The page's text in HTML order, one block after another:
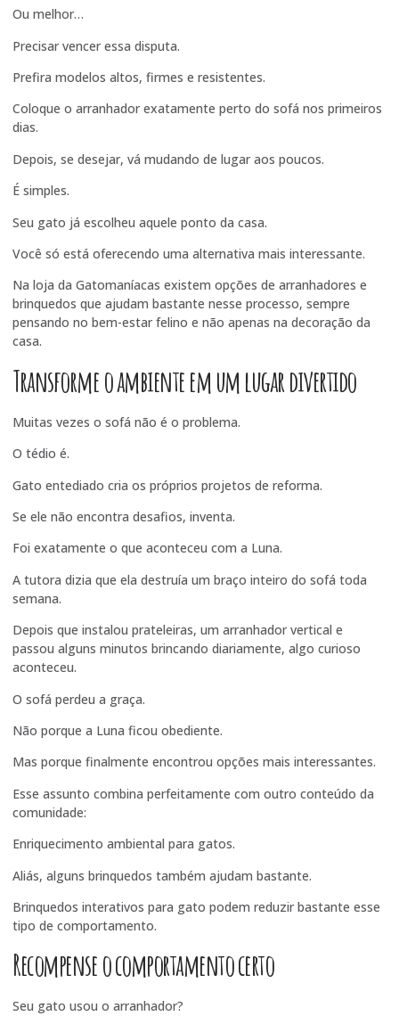
Ou melhor…
Precisar vencer essa disputa.
Prefira modelos altos, firmes e resistentes.
Coloque o arranhador exatamente perto do sofá nos primeiros
dias.
Depois, se desejar, vá mudando de lugar aos poucos.
É simples.
Seu gato já escolheu aquele ponto da casa.
Você só está oferecendo uma alternativa mais interessante.
Na loja da Gatomaníacas existem opções de arranhadores e
brinquedos que ajudam bastante nesse processo, sempre
pensando no bem-estar felino e não apenas na decoração da
casa.
Transforme o ambiente em um lugar divertido
Muitas vezes o sofá não é o problema.
O tédio é.
Gato entediado cria os próprios projetos de reforma.
Se ele não encontra desafios, inventa.
Foi exatamente o que aconteceu com a Luna.
A tutora dizia que ela destruía um braço inteiro do sofá toda
semana.
Depois que instalou prateleiras, um arranhador vertical e
passou alguns minutos brincando diariamente, algo curioso
aconteceu.
O sofá perdeu a graça.
Não porque a Luna ficou obediente.
Mas porque finalmente encontrou opções mais interessantes.
Esse assunto combina perfeitamente com outro conteúdo da
comunidade:
Enriquecimento ambiental para gatos.
Aliás, alguns brinquedos também ajudam bastante.
Brinquedos interativos para gato podem reduzir bastante esse
tipo de comportamento.
Recompense o comportamento certo
Seu gato usou o arranhador?